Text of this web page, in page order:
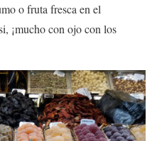
o fruta fresca en el
¡mucho con ojo con los